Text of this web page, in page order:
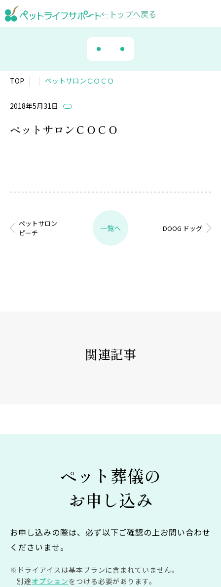
トップへ戻る
TOP ペットサロンＣＯＣＯ
2018年5月31日
ペットサロンＣＯＣＯ
ペットサロン
ピーチ
一覧へ DOOG ドッグ
関連記事
ペット葬儀の
お申し込み
お申し込みの際は、必ず以下ご確認の上お問い合わせ
くださいませ。
ドライアイスは基本プランに含まれていません。
別途オプションをつける必要があります。